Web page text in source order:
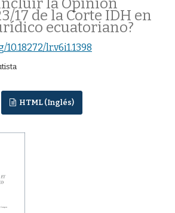
la Opinión
17 de la Corte IDH en
ecuatoriano?
lr.v6i1.1398
HTML (Inglés)